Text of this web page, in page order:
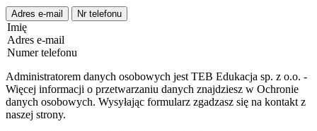
Adres e-mail Nr telefonu
Imię
Adres e-mail
Numer telefonu
Administratorem danych osobowych jest TEB Edukacja sp. z o.o. -
Więcej informacji o przetwarzaniu danych znajdziesz w Ochronie
danych osobowych. Wysyłając formularz zgadzasz się na kontakt z
naszej strony.